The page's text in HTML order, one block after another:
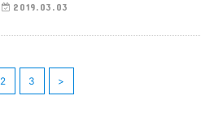
2019.03.03
2 3 >